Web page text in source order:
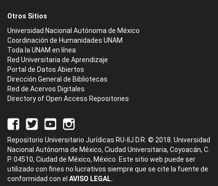
Otros Sitios
Universidad Nacional Autónoma de México
Coordinación de Humanidades UNAM
Toda la UNAM en línea
Red Universitaria de Aprendizaje
Portal de Datos Abiertos
Dirección General de Bibliotecas
Red de Acervos Digitales
Directory of Open Access Repositories
Repositorio Universitario Jurídicas RU-IIJ D.R. © 2018. Universidad
Nacional Autónoma de México, Ciudad Universitaria, Coyoacán, C.
P. 04510, Ciudad de México, México. Este sitio web puede ser
utilizado con fines no lucrativos siempre que se cite la fuente de
conformidad con el AVISO LEGAL.